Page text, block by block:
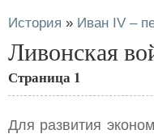
История » Иван IV –
Ливонская
Страница 1
Для развития